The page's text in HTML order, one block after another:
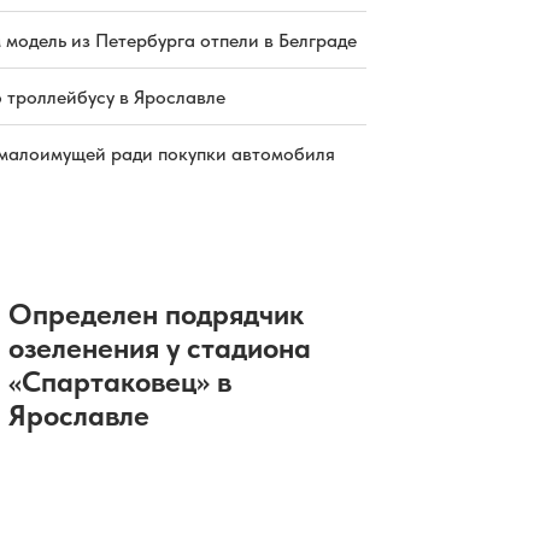
из Петербурга отпели в Белграде
троллейбусу в Ярославле
ради покупки автомобиля
Определен подрядчик
озеленения у стадиона
«Спартаковец» в
Ярославле